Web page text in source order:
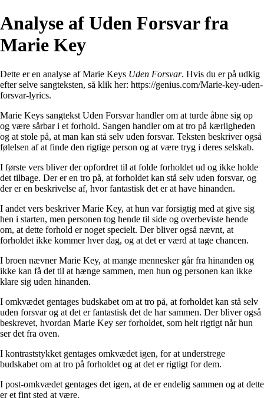
Analyse af Uden Forsvar fra
Marie Key
Dette er en analyse af Marie Keys Uden Forsvar. Hvis du er på udkig
efter selve sangteksten, så klik her: https://genius.com/Marie-key-uden-
forsvar-lyrics.
Marie Keys sangtekst Uden Forsvar handler om at turde åbne sig op
og være sårbar i et forhold. Sangen handler om at tro på kærligheden
og at stole på, at man kan stå selv uden forsvar. Teksten beskriver også
følelsen af at finde den rigtige person og at være tryg i deres selskab.
I første vers bliver der opfordret til at folde forholdet ud og ikke holde
det tilbage. Der er en tro på, at forholdet kan stå selv uden forsvar, og
der er en beskrivelse af, hvor fantastisk det er at have hinanden.
I andet vers beskriver Marie Key, at hun var forsigtig med at give sig
hen i starten, men personen tog hende til side og overbeviste hende
om, at dette forhold er noget specielt. Der bliver også nævnt, at
forholdet ikke kommer hver dag, og at det er værd at tage chancen.
I broen nævner Marie Key, at mange mennesker går fra hinanden og
ikke kan få det til at hænge sammen, men hun og personen kan ikke
klare sig uden hinanden.
I omkvædet gentages budskabet om at tro på, at forholdet kan stå selv
uden forsvar og at det er fantastisk det de har sammen. Der bliver også
beskrevet, hvordan Marie Key ser forholdet, som helt rigtigt når hun
ser det fra oven.
I kontraststykket gentages omkvædet igen, for at understrege
budskabet om at tro på forholdet og at det er rigtigt for dem.
I post-omkvædet gentages det igen, at de er endelig sammen og at dette
er et fint sted at være.